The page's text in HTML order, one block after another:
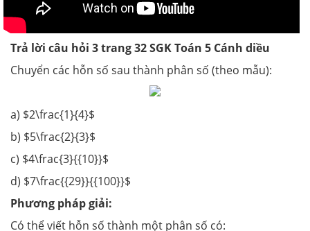
Trả lời câu hỏi 3 trang 32 SGK Toán 5 Cánh diều
Chuyển các hỗn số sau thành phân số (theo mẫu):
a) $2\frac{1}{4}$
b) $5\frac{2}{3}$
c) $4\frac{3}{{10}}$
d) $7\frac{{29}}{{100}}$
Phương pháp giải:
Có thể viết hỗn số thành một phân số có: